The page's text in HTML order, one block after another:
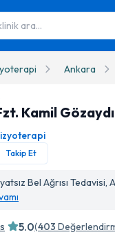
ara...
Ankara
Kamil
Takip Et
Bel Ağrısı Tedavisi,
5.0(403